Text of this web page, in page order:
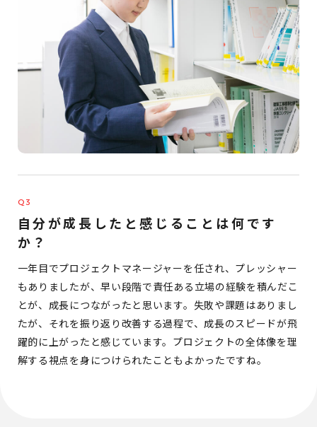
自分が成長したと感じることは何です
か？
一年目でプロジェクトマネージャーを任され、プレッシャー
もありましたが、早い段階で責任ある立場の経験を積んだこ
とが、成長につながったと思います。失敗や課題はありまし
たが、それを振り返り改善する過程で、成長のスピードが飛
躍的に上がったと感じています。プロジェクトの全体像を理
解する視点を身につけられたこともよかったですね。